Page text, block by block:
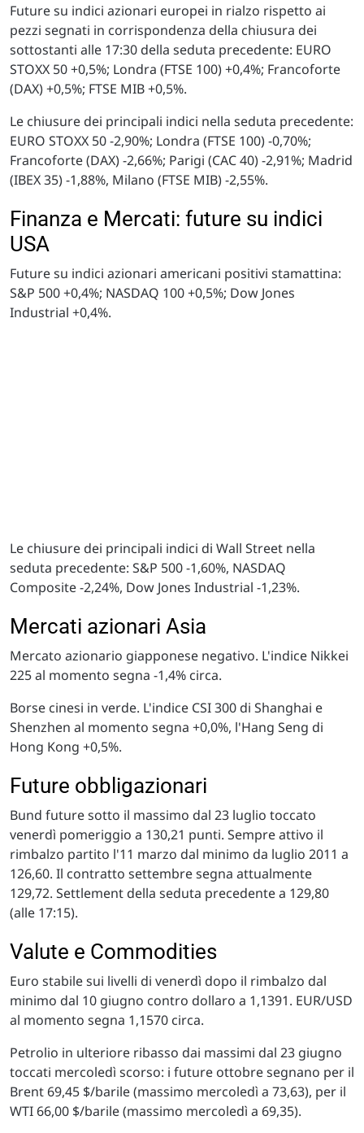
Future su indici azionari europei in rialzo rispetto ai
pezzi segnati in corrispondenza della chiusura dei
sottostanti alle 17:30 della seduta precedente: EURO
STOXX 50 +0,5%; Londra (FTSE 100) +0,4%; Francoforte
(DAX) +0,5%; FTSE MIB +0,5%.
Le chiusure dei principali indici nella seduta precedente:
EURO STOXX 50 -2,90%; Londra (FTSE 100) -0,70%;
Francoforte (DAX) -2,66%; Parigi (CAC 40) -2,91%; Madrid
(IBEX 35) -1,88%, Milano (FTSE MIB) -2,55%.
Finanza e Mercati: future su indici
USA
Future su indici azionari americani positivi stamattina:
S&P 500 +0,4%; NASDAQ 100 +0,5%; Dow Jones
Industrial +0,4%.
Le chiusure dei principali indici di Wall Street nella
seduta precedente: S&P 500 -1,60%, NASDAQ
Composite -2,24%, Dow Jones Industrial -1,23%.
Mercati azionari Asia
Mercato azionario giapponese negativo. L'indice Nikkei
225 al momento segna -1,4% circa.
Borse cinesi in verde. L'indice CSI 300 di Shanghai e
Shenzhen al momento segna +0,0%, l'Hang Seng di
Hong Kong +0,5%.
Future obbligazionari
Bund future sotto il massimo dal 23 luglio toccato
venerdì pomeriggio a 130,21 punti. Sempre attivo il
rimbalzo partito l'11 marzo dal minimo da luglio 2011 a
126,60. Il contratto settembre segna attualmente
129,72. Settlement della seduta precedente a 129,80
(alle 17:15).
Valute e Commodities
Euro stabile sui livelli di venerdì dopo il rimbalzo dal
minimo dal 10 giugno contro dollaro a 1,1391. EUR/USD
al momento segna 1,1570 circa.
Petrolio in ulteriore ribasso dai massimi dal 23 giugno
toccati mercoledì scorso: i future ottobre segnano per il
Brent 69,45 $/barile (massimo mercoledì a 73,63), per il
WTI 66,00 $/barile (massimo mercoledì a 69,35).